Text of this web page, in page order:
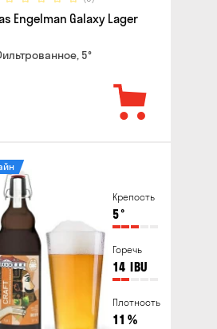
Engelman Galaxy Lager
5°
Крепость
5°
Горечь
14 IBU
Плотность
11 %